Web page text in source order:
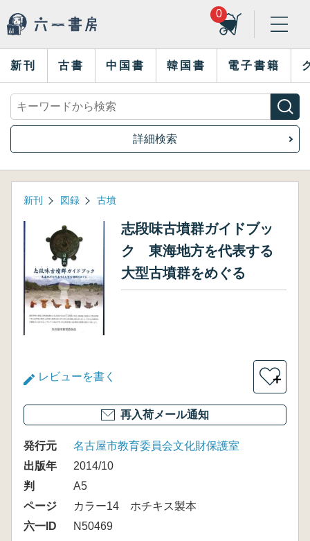
0
新刊 古書 中国書 韓国書 電子書籍
詳細検索
新刊 図録 古墳
志段味古墳群ガイドブッ
ク 東海地方を代表する
大型古墳群をめぐる
レビューを書く ＋
再入荷メール通知
発行元
名古屋市教育委員会文化財保護室
出版年
2014/10
判
A5
ページ
カラー14 ホチキス製本
六一ID
N50469